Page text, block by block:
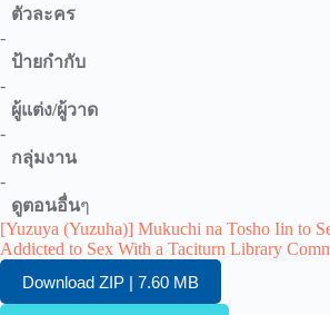
ตัวละคร
-
ป้ายกำกับ
-
ผู้แต่ง/ผู้วาด
-
กลุ่มงาน
-
ดูตอนอื่นๆ
[Yuzuya (Yuzuha)] Mukuchi na Tosho Iin to
Addicted to Sex With a Taciturn Library
Download ZIP | 7.60 MB